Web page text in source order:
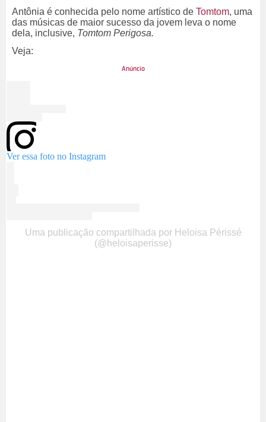
Antônia é conhecida pelo nome artístico de Tomtom, uma
das músicas de maior sucesso da jovem leva o nome
dela, inclusive, Tomtom Perigosa.
Veja:
Ver essa foto no Instagram
Uma publicação compartilhada por Heloisa Périssé
(@heloisaperisse)